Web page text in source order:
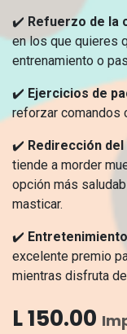
✔️ Refuerzo de la
en los que quieres
entrenamiento o
✔️ Ejercicios de
reforzar comandos
✔️ Redirección
tiende a morder
opción más
masticar.
✔️
excelente premio
mientras disfruta
L150.00